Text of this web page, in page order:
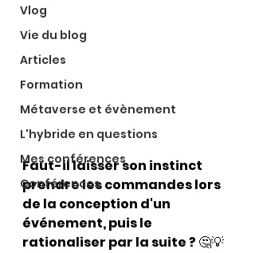
Vlog
Vie du blog
Articles
Formation
Métaverse et évènement
L'hybride en questions
Mes conférences
Conférences
Faut-il laisser son instinct
prendre les commandes lors
de la conception d'un
événement, puis le
rationaliser par la suite ? 🤔💡